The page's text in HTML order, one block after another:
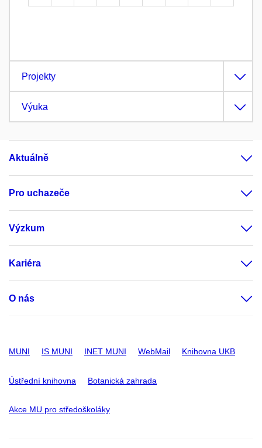
Projekty
Výuka
Aktuálně
Pro uchazeče
Výzkum
Kariéra
O nás
MUNI IS MUNI INET MUNI WebMail Knihovna UKB
Ústřední knihovna Botanická zahrada
Akce MU pro středoškoláky